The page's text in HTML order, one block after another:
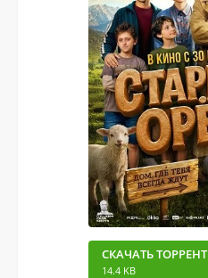
СКАЧАТЬ ТОРРЕНТ
14.4 KB